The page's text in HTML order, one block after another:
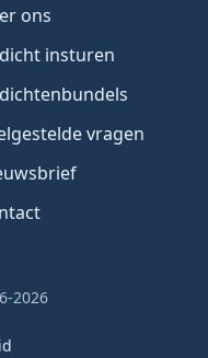
ons
insturen
vragen
2026